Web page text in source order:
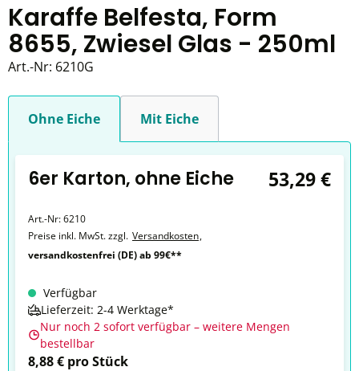
Karaffe Belfesta, Form
8655, Zwiesel Glas - 250ml
Art.-Nr: 6210G
Ohne Eiche Mit Eiche
6er Karton, ohne Eiche 53,29 €
Art.-Nr:6210
Preise inkl. MwSt. zzgl. Versandkosten,
versandkostenfrei (DE) ab 99€**
Verfügbar
Lieferzeit: 2-4 Werktage*
Nur noch 2 sofort verfügbar – weitere Mengen
bestellbar
8,88 € pro Stück